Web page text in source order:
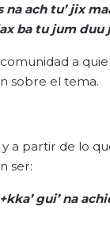
na achtu’jix
batu jum duu
a
sobre el tema.
a partir de lo
ser:
’gui’na